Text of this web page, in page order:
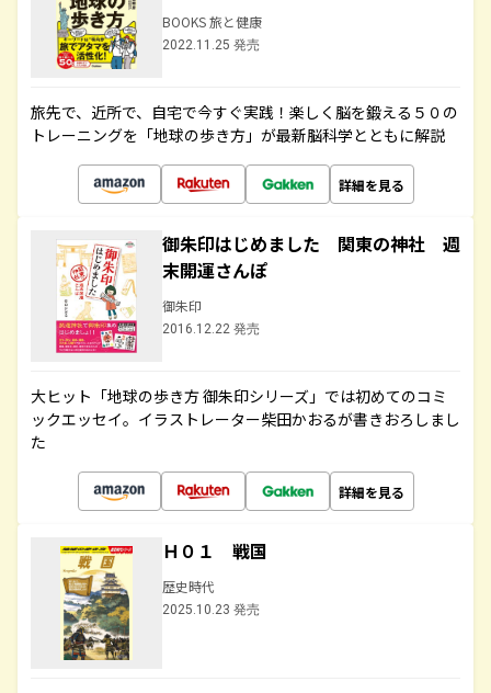
BOOKS 旅と健康
2022.11.25 発売
旅先で、近所で、自宅で今すぐ実践！楽しく脳を鍛える５０の
トレーニングを「地球の歩き方」が最新脳科学とともに解説
詳細を見る
御朱印はじめました 関東の神社 週
末開運さんぽ
御朱印
2016.12.22 発売
大ヒット「地球の歩き方 御朱印シリーズ」では初めてのコミ
ックエッセイ。イラストレーター柴田かおるが書きおろしまし
た
詳細を見る
Ｈ０１ 戦国
歴史時代
2025.10.23 発売